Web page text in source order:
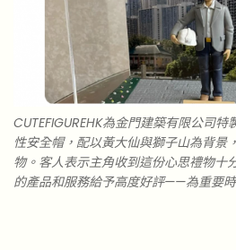
CUTEFIGUREHK為金門建築有限公司
性安全帽，配以黃大仙與獅子山為背景
物。客人表示主角收到這份心思禮物十
的產品和服務給予高度好評——為重要